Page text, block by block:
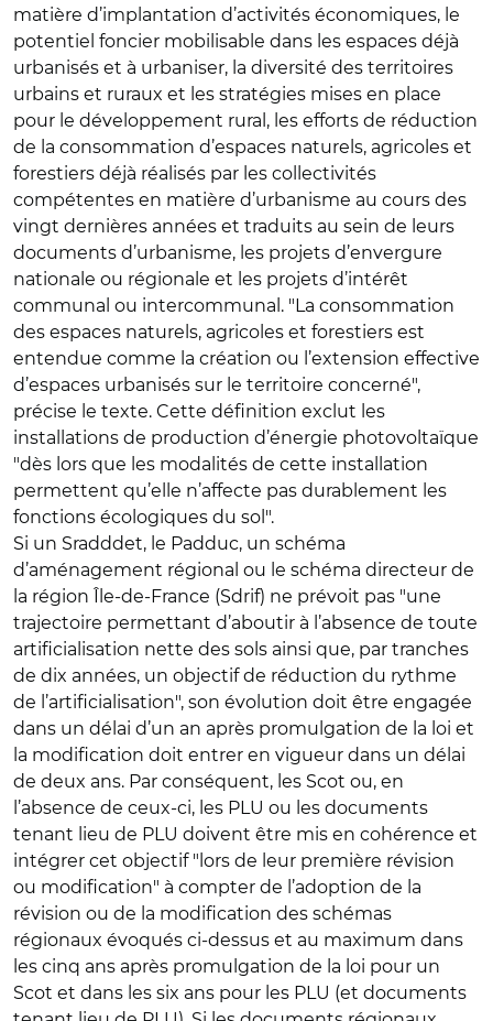
matière d’implantation d’activités économiques, le
potentiel foncier mobilisable dans les espaces déjà
urbanisés et à urbaniser, la diversité des territoires
urbains et ruraux et les stratégies mises en place
pour le développement rural, les efforts de réduction
de la consommation d’espaces naturels, agricoles et
forestiers déjà réalisés par les collectivités
compétentes en matière d’urbanisme au cours des
vingt dernières années et traduits au sein de leurs
documents d’urbanisme, les projets d’envergure
nationale ou régionale et les projets d’intérêt
communal ou intercommunal. "La consommation
des espaces naturels, agricoles et forestiers est
entendue comme la création ou l’extension effective
d’espaces urbanisés sur le territoire concerné",
précise le texte. Cette définition exclut les
installations de production d’énergie photovoltaïque
"dès lors que les modalités de cette installation
permettent qu’elle n’affecte pas durablement les
fonctions écologiques du sol".
Si un Sradddet, le Padduc, un schéma
d’aménagement régional ou le schéma directeur de
la région Île-de-France (Sdrif) ne prévoit pas "une
trajectoire permettant d’aboutir à l’absence de toute
artificialisation nette des sols ainsi que, par tranches
de dix années, un objectif de réduction du rythme
de l’artificialisation", son évolution doit être engagée
dans un délai d’un an après promulgation de la loi et
la modification doit entrer en vigueur dans un délai
de deux ans. Par conséquent, les Scot ou, en
l’absence de ceux-ci, les PLU ou les documents
tenant lieu de PLU doivent être mis en cohérence et
intégrer cet objectif "lors de leur première révision
ou modification" à compter de l’adoption de la
révision ou de la modification des schémas
régionaux évoqués ci-dessus et au maximum dans
les cinq ans après promulgation de la loi pour un
Scot et dans les six ans pour les PLU (et documents